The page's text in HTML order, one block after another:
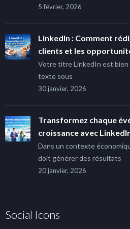
5 février, 2026
LinkedIn : Comment
clients et les
Votre titre LinkedIn est bien
texte sous
30 janvier, 2026
Transformez chaque
croissance avec
Dans un contexte
doit générer des résultats
20 janvier, 2026
Social Icons